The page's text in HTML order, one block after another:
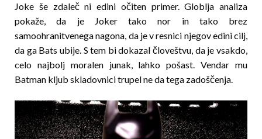
Joke še zdaleč ni edini očiten primer. Globlja analiza
pokaže, da je Joker tako nor in tako brez
samoohranitvenega nagona, da je v resnici njegov edini cilj,
da ga Bats ubije. S tem bi dokazal človeštvu, da je vsakdo,
celo najbolj moralen junak, lahko pošast. Vendar mu
Batman kljub skladovnici trupel ne da tega zadoščenja.